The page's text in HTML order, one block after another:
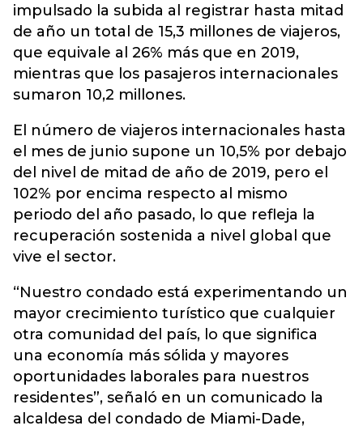
impulsado la subida al registrar hasta mitad
de año un total de 15,3 millones de viajeros,
que equivale al 26% más que en 2019,
mientras que los pasajeros internacionales
sumaron 10,2 millones.
El número de viajeros internacionales hasta
el mes de junio supone un 10,5% por debajo
del nivel de mitad de año de 2019, pero el
102% por encima respecto al mismo
periodo del año pasado, lo que refleja la
recuperación sostenida a nivel global que
vive el sector.
“Nuestro condado está experimentando un
mayor crecimiento turístico que cualquier
otra comunidad del país, lo que significa
una economía más sólida y mayores
oportunidades laborales para nuestros
residentes”, señaló en un comunicado la
alcaldesa del condado de Miami-Dade,